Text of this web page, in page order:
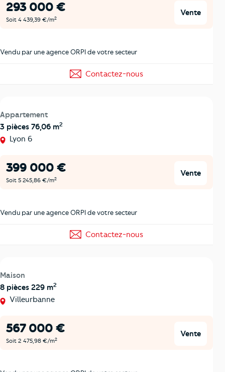
293 000 €
Soit 4 439,39 €/m2
Vente
Vendu par une agence ORPI de votre secteur
Contactez-nous
Appartement
3 pièces 76,06 m2
Lyon 6
399 000 €
Soit 5 245,86 €/m2
Vente
Vendu par une agence ORPI de votre secteur
Contactez-nous
Maison
8 pièces 229 m2
Villeurbanne
567 000 €
Soit 2 475,98 €/m2
Vente